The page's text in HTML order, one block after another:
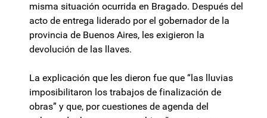
misma situación ocurrida en Bragado. Después del
acto de entrega liderado por el gobernador de la
provincia de Buenos Aires, les exigieron la
devolución de las llaves.
La explicación que les dieron fue que “las lluvias
imposibilitaron los trabajos de finalización de
obras” y que, por cuestiones de agenda del